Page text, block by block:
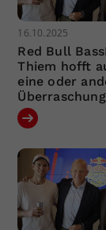
16.10.2025
Red Bull
Thiem hofft
eine oder